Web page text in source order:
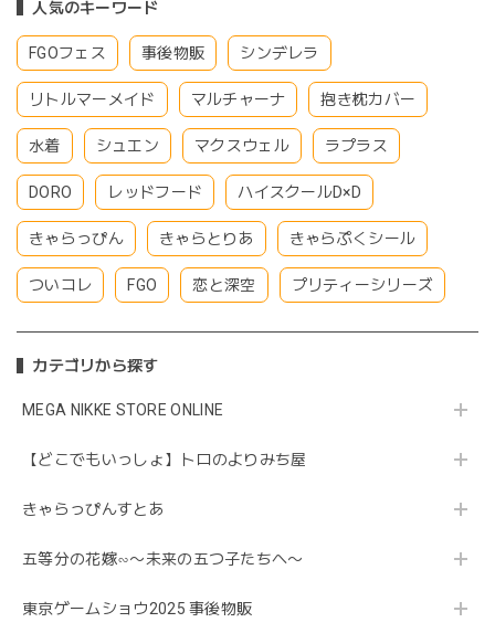
人気のキーワード
FGOフェス 事後物販 シンデレラ
リトルマーメイド マルチャーナ 抱き枕カバー
水着 シュエン マクスウェル ラプラス
DORO レッドフード ハイスクールD×D
きゃらっぴん きゃらとりあ きゃらぷくシール
ついコレ FGO 恋と深空 プリティーシリーズ
カテゴリから探す
MEGA NIKKE STORE ONLINE
【どこでもいっしょ】トロのよりみち屋
きゃらっぴんすとあ
五等分の花嫁∽〜未来の五つ子たちへ〜
東京ゲームショウ2025 事後物販